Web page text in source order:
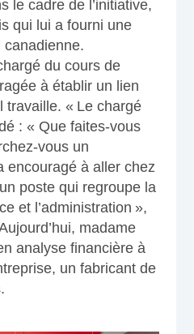
le cadre de l’initiative,
qui lui a fourni une
du cours de
à établir un lien
travaille. « Le chargé
: « Que faites-vous
vous un
encouragé à aller chez
poste qui regroupe la
et l’administration »,
madame
analyse financière à
un fabricant de